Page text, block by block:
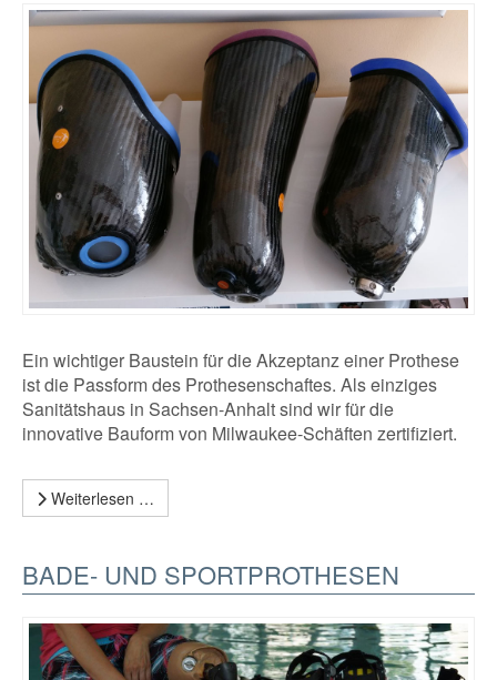
Ein wichtiger Baustein für die Akzeptanz einer Prothese
ist die Passform des Prothesenschaftes. Als einziges
Sanitätshaus in Sachsen-Anhalt sind wir für die
innovative Bauform von Milwaukee-Schäften zertifiziert.
Weiterlesen …
BADE- UND SPORTPROTHESEN